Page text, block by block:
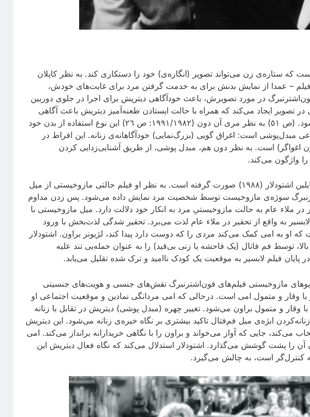
که ستاره‌ی زن می‌تواند تصویر (انگاره‌ی) خود را دستکاری کند. به نظر کاپلان
فیلم – عمدا از نمایش بدنش برای به خدمت گرفتن مرد برای غایت‌های خودش،
در مورد تصویرش، باعث خودآگاهی دیتریش برای اجرا در جلوی دوربین
تصویر ایجاد می‌کند که همراه با حالت ایستادن طعنه‌آمیز دیتریش باعث آگاهی
آن دون
(١٩٩١/١٩٨٢: ص ٢٦) این نوع استفاده از بدن خود
مبدل‌پوشی است: اغراق گویی (بزرگ‌نمایی) خودآگاهانه‌ی زنانه. این افراط در
اغواگر) است. به نظر دون هم، مبدل پوشی، از طریق آشنایی‌زدایی کردن
را واژگون می‌کند.
اشتودلار
(١٩٨٨) صورت گرفته است. به نظر او فیلم حالتی مازوخیستی از میل
سوژه‌ی مازوخیست توسط شخصیت مرد نمایش داده می‌شود. پس زدن مداوم
ملاء عام به حالت مازوخیستیِ مرد به انکار خود دلالت دارد. میل مازوخیستی با
به واقع از تحقیر در ملاء عام لذت می‌برد. تحقیر شدگی لذت‌بخش با ورود
او به امی کمک می‌کند مردی را که دوست دارد پیدا کند، لژیونر براون. اشتودلار
توسط فم فاتال (یک فاحشه یا زنی بی‌قید) را به عنوان حمله‌یی تند علیه
پایان فیلم لابسیر به موقعیت یک کودک ناامید و ترک شده تقلیل می‌یابد.
مازوخیستی فیلم‌های فون‌اشترنبرگ نقش‌های جنسی و هویت‌های جنسیتی
وقار و متمول امی است. درحالی که امی مردانگی نمادین و موقعیت اجتماعی او
وقار و متمول براون می‌شود. تغییر چهره (مبدل پوشی) دیتریش در تقابل با زنانه
ابژه‌ی میل فم‌فتال تاکید بیشتری بر نگاه خیره‌ی زنانه می‌شود. این دیتریش
می‌کند، جایی که آواز می‌خواند و براون را با نگاهی خریدارانه برانداز می‌کند. امی
را پشت گوشش می‌گذارد. اشتودلار استدلال می‌کند که نگاه فعال دیتریش این
کنترل‌گر است، به چالش می‌گیرد.